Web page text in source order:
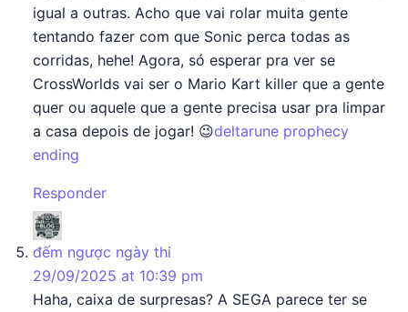
igual a outras. Acho que vai rolar muita gente
tentando fazer com que Sonic perca todas as
corridas, hehe! Agora, só esperar pra ver se
CrossWorlds vai ser o Mario Kart killer que a gente
quer ou aquele que a gente precisa usar pra limpar
a casa depois de jogar! 😉deltarune prophecy
ending
Responder
đếm ngược ngày thi
29/09/2025 at 10:39 pm
Haha, caixa de surpresas? A SEGA parece ter se